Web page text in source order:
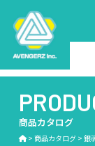
商品カタログ
> 商品カタログ> 銀